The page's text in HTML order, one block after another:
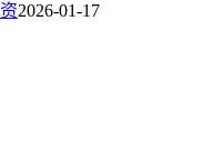
2026-01-17